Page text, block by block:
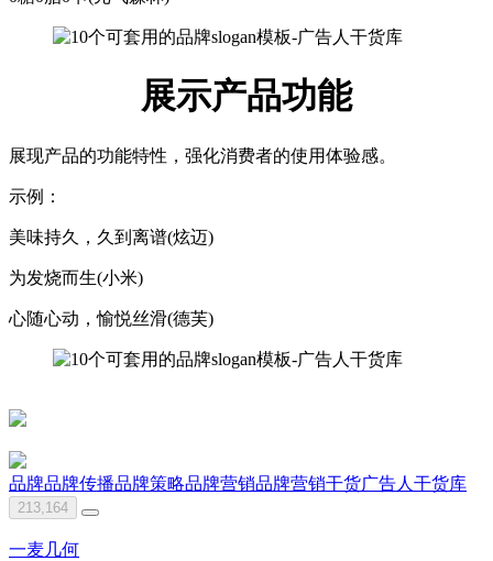
展示产品功能
展现产品的功能特性，强化消费者的使用体验感。
示例：
美味持久，久到离谱(炫迈)
为发烧而生(小米)
心随心动，愉悦丝滑(德芙)
品牌品牌传播品牌策略品牌营销品牌营销干货广告人干货库
213,164
一麦几何